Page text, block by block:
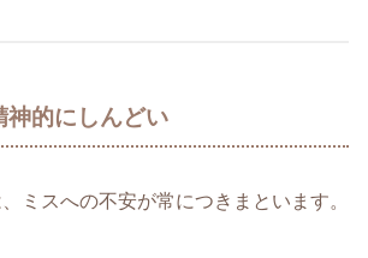
神的にしんどい
ミスへの不安が常につきまといます。